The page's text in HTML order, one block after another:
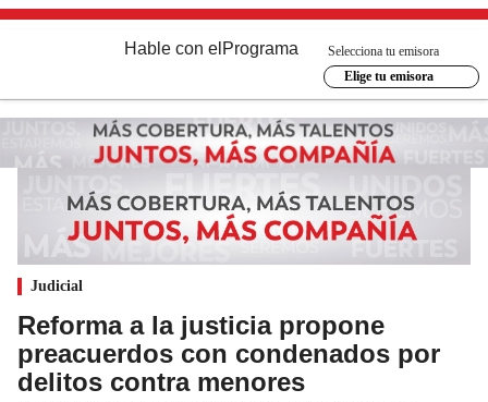
Hable con el Programa
Selecciona tu emisora
Elige tu emisora
Judicial
Reforma a la justicia propone
preacuerdos con condenados por
delitos contra menores